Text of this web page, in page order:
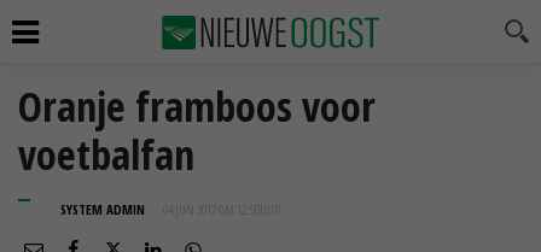
Oranje framboos voor
voetbalfan
SYSTEM ADMIN 04 JUN 2012 OM 12:50